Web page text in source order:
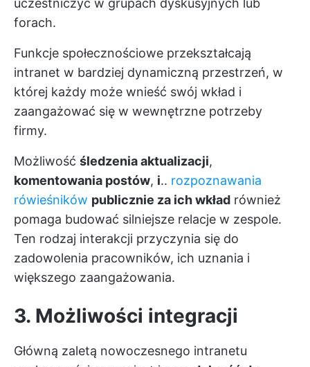
forach.
Funkcje społecznościowe przekształcają
intranet w bardziej dynamiczną przestrzeń, w
której każdy może wnieść swój wkład i
zaangażować się w wewnętrzne potrzeby
firmy.
Możliwość śledzenia aktualizacji,
komentowania postów, i.. rozpoznawania
rówieśników publicznie za ich wkład również
pomaga budować silniejsze relacje w zespole.
Ten rodzaj interakcji przyczynia się do
zadowolenia pracowników, ich uznania i
większego zaangażowania.
3. Możliwości integracji
Główną zaletą nowoczesnego intranetu